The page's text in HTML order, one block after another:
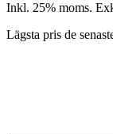
Inkl. 25% moms.
Lägsta pris de